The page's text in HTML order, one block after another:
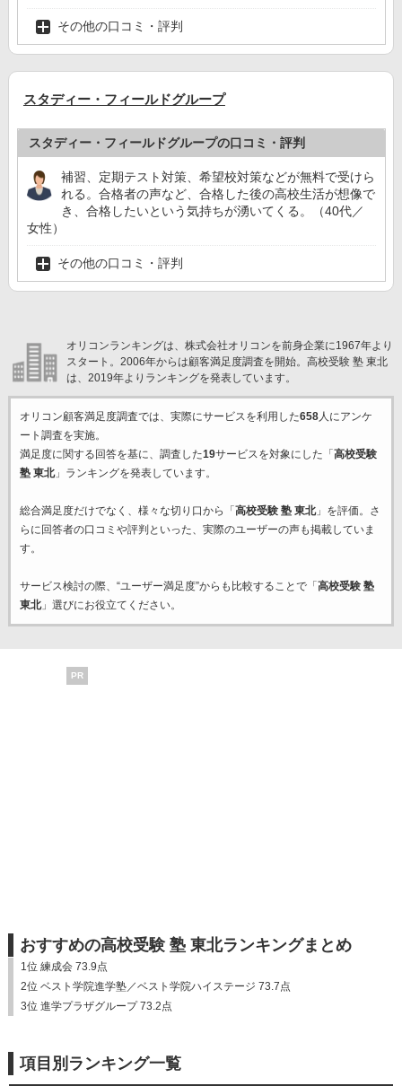
その他の口コミ・評判
スタディー・フィールドグループ
スタディー・フィールドグループの口コミ・評判
補習、定期テスト対策、希望校対策などが無料で受けら
れる。合格者の声など、合格した後の高校生活が想像で
き、合格したいという気持ちが湧いてくる。（40代／
女性）
その他の口コミ・評判
オリコンランキングは、株式会社オリコンを前身企業に1967年より
スタート。2006年からは顧客満足度調査を開始。高校受験 塾 東北
は、2019年よりランキングを発表しています。
オリコン顧客満足度調査では、実際にサービスを利用した658人にアンケ
ート調査を実施。
満足度に関する回答を基に、調査した19サービスを対象にした「 高校受験
塾 東北」ランキングを発表しています。
総合満足度だけでなく、様々な切り口から「 高校受験 塾 東北」を評価。さ
らに回答者の口コミや評判といった、実際のユーザーの声も掲載していま
す。
サービス検討の際、“ユーザー満足度”からも比較することで「 高校受験 塾
東北」選びにお役立てください。
PR
おすすめの高校受験 塾 東北ランキングまとめ
1位 練成会 73.9点
2位 ベスト学院進学塾／ベスト学院ハイステージ 73.7点
3位 進学プラザグループ 73.2点
項目別ランキング一覧